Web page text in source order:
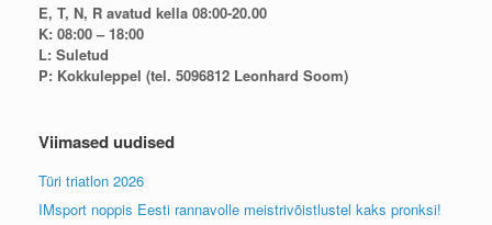
E, T, N, R avatud kella 08:00-20.00
K: 08:00 – 18:00
L: Suletud
P: Kokkuleppel (tel. 5096812 Leonhard Soom)
Viimased uudised
Türi triatlon 2026
IMsport noppis Eesti rannavolle meistrivõistlustel kaks pronksi!